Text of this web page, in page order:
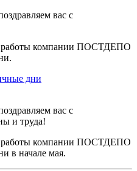
вас с
работы компании ПОСТДЕПО
дни
вас с
и труда!
работы компании ПОСТДЕПО
в начале мая.